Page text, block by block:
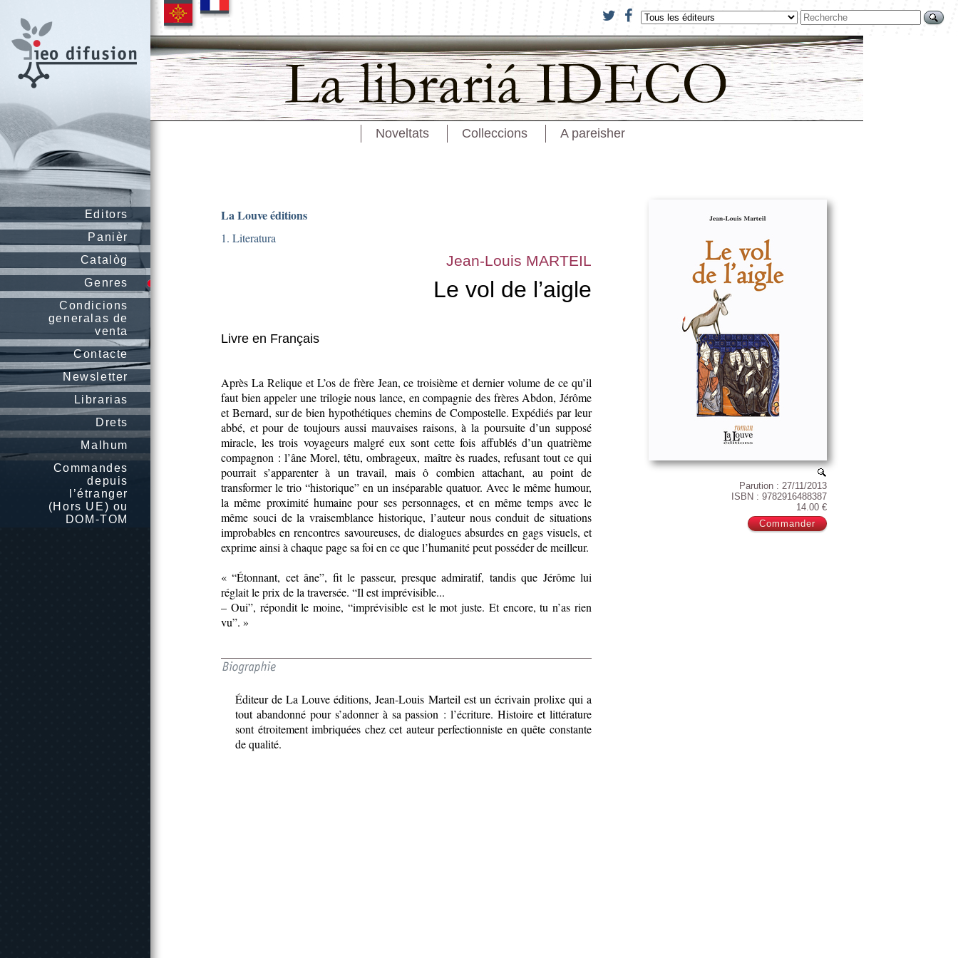
Editors
Panièr
Catalòg
Genres
Condicions
generalas de
venta
Contacte
Newsletter
Librarias
Drets
Malhum
Commandes
depuis
l’étranger
(Hors UE) ou
DOM-TOM
Noveltats Colleccions A pareisher
Parution : 27/11/2013
ISBN : 9782916488387
14.00 €
La Louve éditions
1. Literatura
Jean-Louis MARTEIL
Le vol de l’aigle
Livre en Français
Après La Relique et L’os de frère Jean, ce troisième et dernier volume de ce qu’il
faut bien appeler une trilogie nous lance, en compagnie des frères Abdon, Jérôme
et Bernard, sur de bien hypothétiques chemins de Compostelle. Expédiés par leur
abbé, et pour de toujours aussi mauvaises raisons, à la poursuite d’un supposé
miracle, les trois voyageurs malgré eux sont cette fois affublés d’un quatrième
compagnon : l’âne Morel, têtu, ombrageux, maître ès ruades, refusant tout ce qui
pourrait s’apparenter à un travail, mais ô combien attachant, au point de
transformer le trio “historique” en un inséparable quatuor. Avec le même humour,
la même proximité humaine pour ses personnages, et en même temps avec le
même souci de la vraisemblance historique, l’auteur nous conduit de situations
improbables en rencontres savoureuses, de dialogues absurdes en gags visuels, et
exprime ainsi à chaque page sa foi en ce que l’humanité peut posséder de meilleur.
« “Étonnant, cet âne”, fit le passeur, presque admiratif, tandis que Jérôme lui
réglait le prix de la traversée. “Il est imprévisible...
– Oui”, répondit le moine, “imprévisible est le mot juste. Et encore, tu n’as rien
vu”. »
Éditeur de La Louve éditions, Jean-Louis Marteil est un écrivain prolixe qui a
tout abandonné pour s’adonner à sa passion : l’écriture. Histoire et littérature
sont étroitement imbriquées chez cet auteur perfectionniste en quête constante
de qualité.